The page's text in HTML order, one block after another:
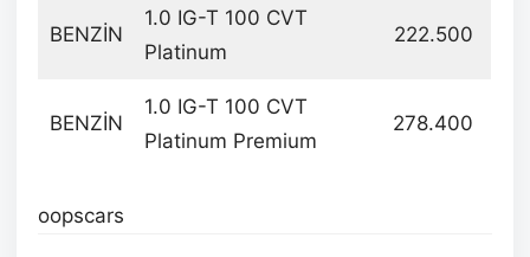
BENZİN
1.0 IG-T 100 CVT
Platinum
222.500
BENZİN
1.0 IG-T 100 CVT
Platinum Premium
278.400
oopscars